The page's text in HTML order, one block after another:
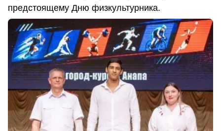
предстоящему Дню физкультурника.